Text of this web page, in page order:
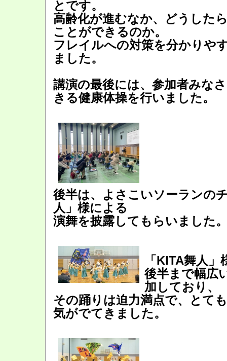
とです。
高齢化が進むなか、どうした
ことができるのか。
フレイルへの対策を分かりや
ました。
講演の最後には、参加者みな
きる健康体操を行いました。
後半は、よさこいソーランの
人」様による
演舞を披露してもらいました
「KITA舞人
後半まで幅広
加しており、
その踊りは迫力満点で、とて
気がでてきました。